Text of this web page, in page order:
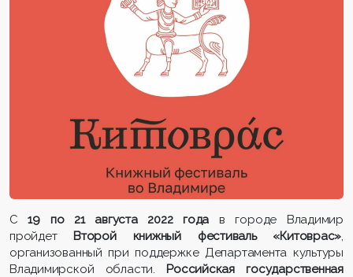
С19 по 21 августа 2022 года в городе Владимир
пройдет Второй книжный фестиваль «Китоврас»,
организованный при поддержке Департамента культуры
Владимирской области. Российская государственная